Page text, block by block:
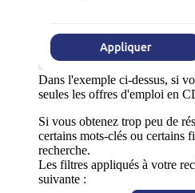
Dans l'exemple ci-dessus, si
seules les offres d'emploi en
Si vous obtenez trop peu de
certains mots-clés ou certains
recherche.
Les filtres appliqués à votre
suivante :